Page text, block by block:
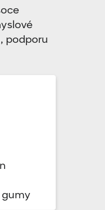
podporu